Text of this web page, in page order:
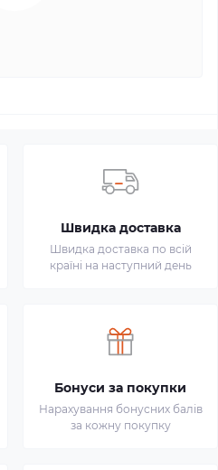
Швидка доставка
Швидка доставка по всій
країні на наступний день
Бонуси за покупки
Нарахування бонусних балів
за кожну покупку